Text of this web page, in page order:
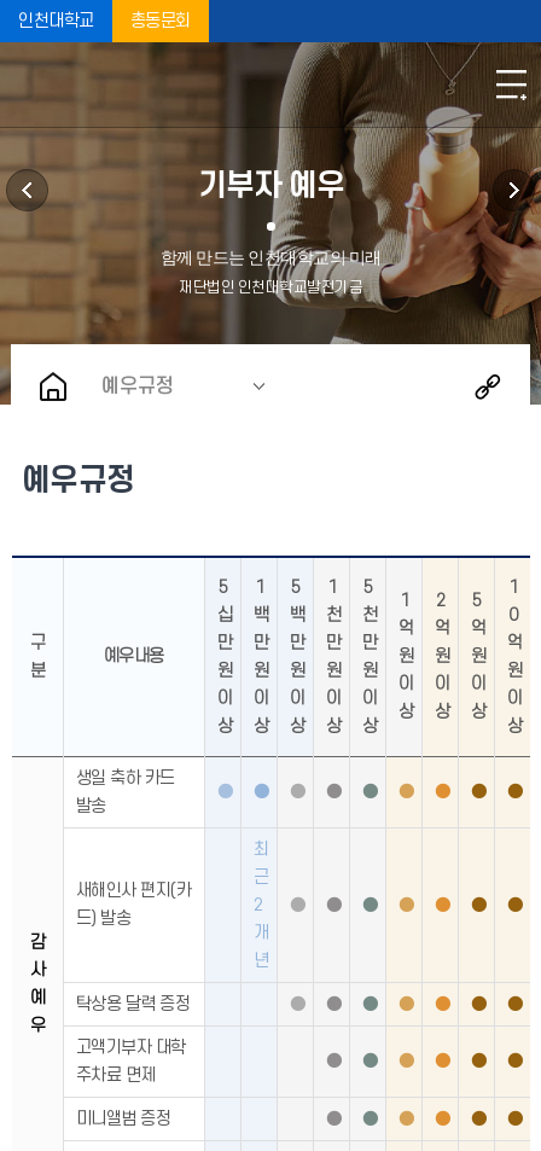
인천대학교 총동문회
기부자 예우
예우규정
예우규정
구
분
예우내용
5
십
만
원
이
상
1
백
만
원
이
상
5
백
만
원
이
상
1
천
만
원
이
상
5
천
만
원
이
상
1
억
원
이
상
2
억
원
이
상
5
억
원
이
상
1
0
억
원
이
상
감
사
예
우
생일 축하 카드
발송
● ● ● ● ● ● ● ● ●
새해인사 편지(카
드) 발송
최
근
2
개
년
● ● ● ● ● ● ●
탁상용 달력 증정 ● ● ● ● ● ● ●
고액기부자 대학
주차료 면제
● ● ● ● ● ●
미니앨범 증정 ● ● ● ● ● ●